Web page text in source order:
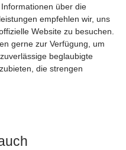
über die
empfehlen wir, uns
Website zu besuchen.
gerne zur Verfügung, um
beglaubigte
die strengen